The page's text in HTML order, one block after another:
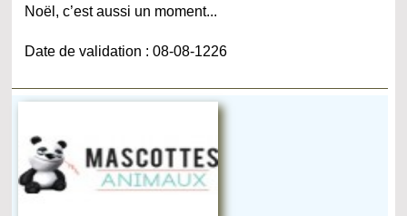
Noël, c’est aussi un moment...
Date de validation : 08-08-1226